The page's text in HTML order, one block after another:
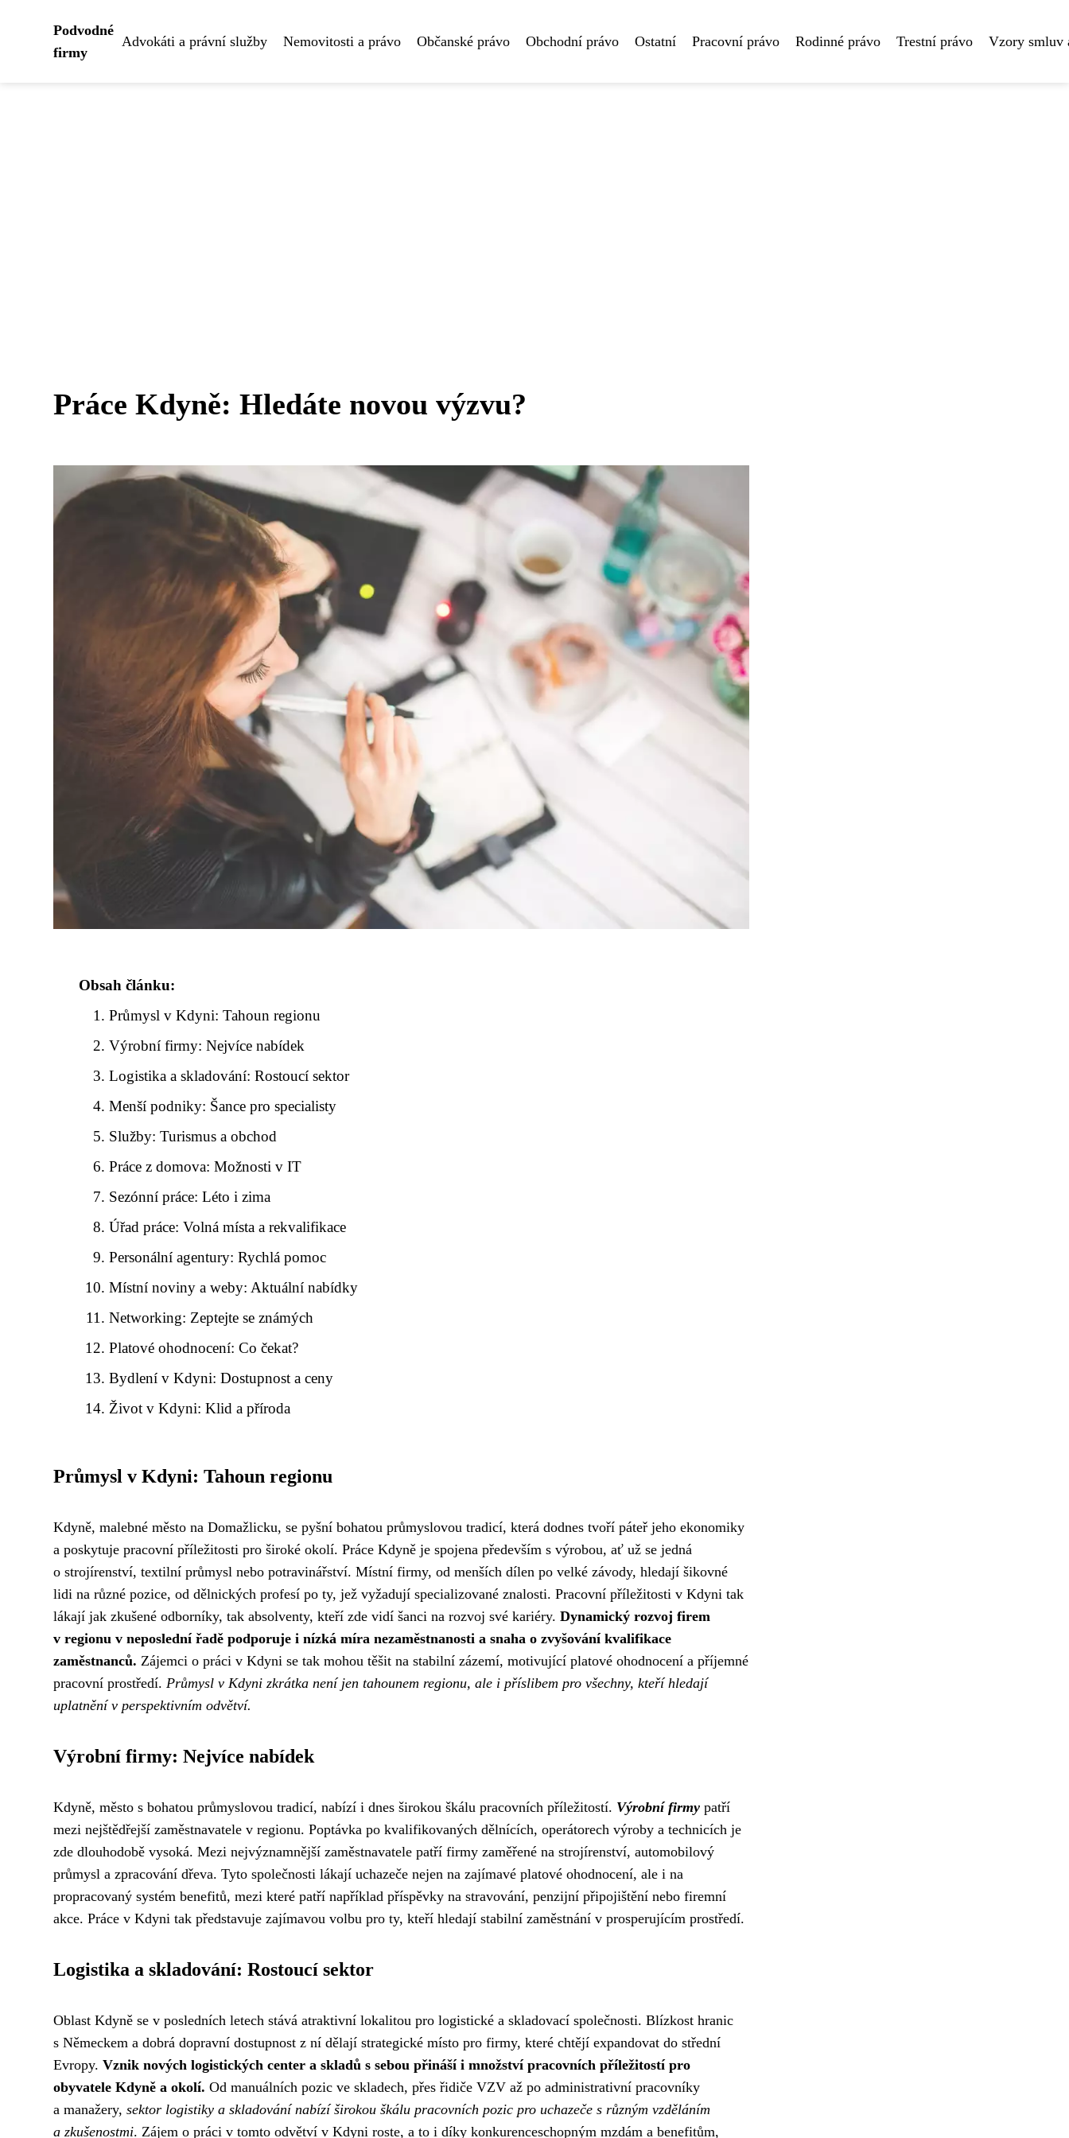
Podvodné
firmy
Advokáti a právní služby Nemovitosti a právo Občanské právo Obchodní právo Ostatní Pracovní právo Rodinné právo Trestní právo Vzory smluv
Práce Kdyně: Hledáte novou výzvu?
Obsah článku:
Průmysl v Kdyni: Tahoun regionu
Výrobní firmy: Nejvíce nabídek
Logistika a skladování: Rostoucí sektor
Menší podniky: Šance pro specialisty
Služby: Turismus a obchod
Práce z domova: Možnosti v IT
Sezónní práce: Léto i zima
Úřad práce: Volná místa a rekvalifikace
Personální agentury: Rychlá pomoc
Místní noviny a weby: Aktuální nabídky
Networking: Zeptejte se známých
Platové ohodnocení: Co čekat?
Bydlení v Kdyni: Dostupnost a ceny
Život v Kdyni: Klid a příroda
Průmysl v Kdyni: Tahoun regionu
Kdyně, malebné město na Domažlicku, se pyšní bohatou průmyslovou tradicí, která dodnes tvoří páteř jeho ekonomiky
a poskytuje pracovní příležitosti pro široké okolí. Práce Kdyně je spojena především s výrobou, ať už se jedná
o strojírenství, textilní průmysl nebo potravinářství. Místní firmy, od menších dílen po velké závody, hledají šikovné
lidi na různé pozice, od dělnických profesí po ty, jež vyžadují specializované znalosti. Pracovní příležitosti v Kdyni tak
lákají jak zkušené odborníky, tak absolventy, kteří zde vidí šanci na rozvoj své kariéry. Dynamický rozvoj firem
v regionu v neposlední řadě podporuje i nízká míra nezaměstnanosti a snaha o zvyšování kvalifikace
zaměstnanců. Zájemci o práci v Kdyni se tak mohou těšit na stabilní zázemí, motivující platové ohodnocení a příjemné
pracovní prostředí. Průmysl v Kdyni zkrátka není jen tahounem regionu, ale i příslibem pro všechny, kteří hledají
uplatnění v perspektivním odvětví.
Výrobní firmy: Nejvíce nabídek
Kdyně, město s bohatou průmyslovou tradicí, nabízí i dnes širokou škálu pracovních příležitostí. Výrobní firmy patří
mezi nejštědřejší zaměstnavatele v regionu. Poptávka po kvalifikovaných dělnících, operátorech výroby a technicích je
zde dlouhodobě vysoká. Mezi nejvýznamnější zaměstnavatele patří firmy zaměřené na strojírenství, automobilový
průmysl a zpracování dřeva. Tyto společnosti lákají uchazeče nejen na zajímavé platové ohodnocení, ale i na
propracovaný systém benefitů, mezi které patří například příspěvky na stravování, penzijní připojištění nebo firemní
akce. Práce v Kdyni tak představuje zajímavou volbu pro ty, kteří hledají stabilní zaměstnání v prosperujícím prostředí.
Logistika a skladování: Rostoucí sektor
Oblast Kdyně se v posledních letech stává atraktivní lokalitou pro logistické a skladovací společnosti. Blízkost hranic
s Německem a dobrá dopravní dostupnost z ní dělají strategické místo pro firmy, které chtějí expandovat do střední
Evropy. Vznik nových logistických center a skladů s sebou přináší i množství pracovních příležitostí pro
obyvatele Kdyně a okolí. Od manuálních pozic ve skladech, přes řidiče VZV až po administrativní pracovníky
a manažery, sektor logistiky a skladování nabízí širokou škálu pracovních pozic pro uchazeče s různým vzděláním
a zkušenostmi. Zájem o práci v tomto odvětví v Kdyni roste, a to i díky konkurenceschopným mzdám a benefitům,